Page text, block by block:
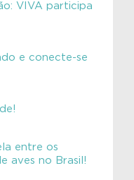
VIVA participa
e conecte-se
entre os
aves no Brasil!